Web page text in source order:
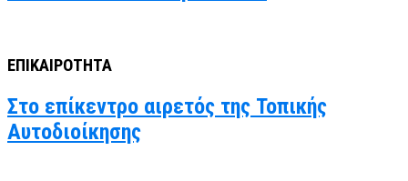
ΕΠΙΚΑΙΡΟΤΗΤΑ
Στο επίκεντρο αιρετός της Τοπικής
Αυτοδιοίκησης